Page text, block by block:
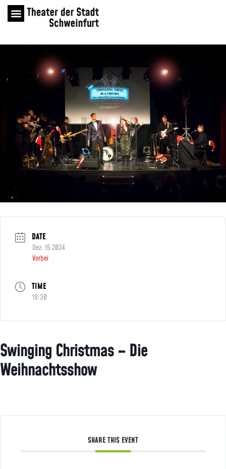
DATE
Dez. 15 2024
Vorbei
TIME
19:30
Swinging Christmas – Die
Weihnachtsshow
SHARE THIS EVENT